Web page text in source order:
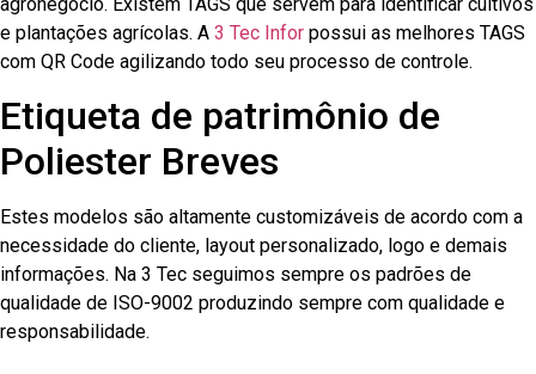
e plantações agrícolas. A 3 Tec Infor possui as melhores TAGS
com QR Code agilizando todo seu processo de controle.
Etiqueta de patrimônio de
Poliester Breves
Estes modelos são altamente customizáveis de acordo com a
necessidade do cliente, layout personalizado, logo e demais
informações. Na 3 Tec seguimos sempre os padrões de
qualidade de ISO-9002 produzindo sempre com qualidade e
responsabilidade.